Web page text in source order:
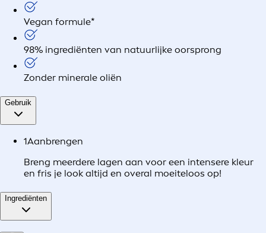
Vegan formule*
98% ingrediënten van natuurlijke oorsprong
Zonder minerale oliën
Gebruik
1Aanbrengen
Breng meerdere lagen aan voor een intensere kleur
en fris je look altijd en overal moeiteloos op!
Ingrediënten